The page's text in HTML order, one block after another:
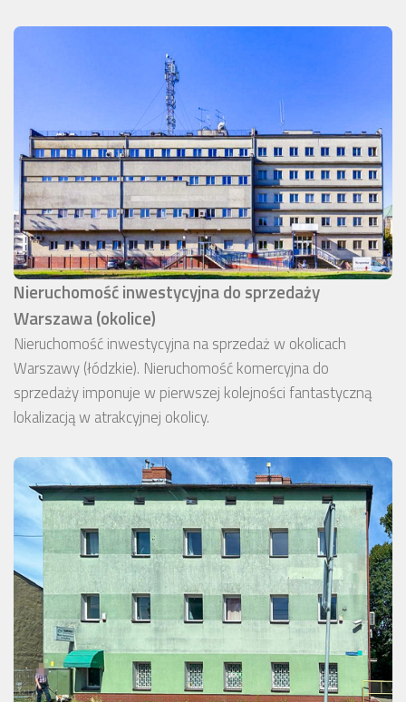
Nieruchomość inwestycyjna do sprzedaży
Warszawa (okolice)
Nieruchomość inwestycyjna na sprzedaż w okolicach
Warszawy (łódzkie). Nieruchomość komercyjna do
sprzedaży imponuje w pierwszej kolejności fantastyczną
lokalizacją w atrakcyjnej okolicy.